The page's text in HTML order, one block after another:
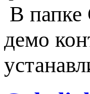
В папке
демо